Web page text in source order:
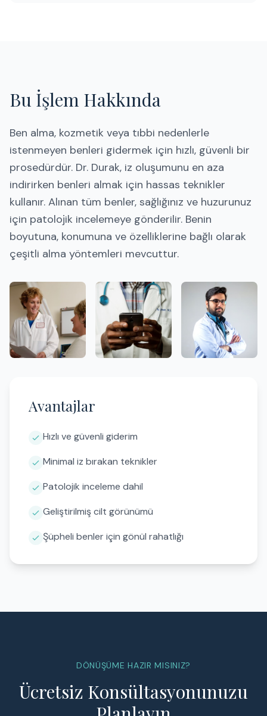
Bu İşlem Hakkında
Ben alma, kozmetik veya tıbbi nedenlerle
istenmeyen benleri gidermek için hızlı, güvenli bir
prosedürdür. Dr. Durak, iz oluşumunu en aza
indirirken benleri almak için hassas teknikler
kullanır. Alınan tüm benler, sağlığınız ve huzurunuz
için patolojik incelemeye gönderilir. Benin
boyutuna, konumuna ve özelliklerine bağlı olarak
çeşitli alma yöntemleri mevcuttur.
Avantajlar
Hızlı ve güvenli giderim
Minimal iz bırakan teknikler
Patolojik inceleme dahil
Geliştirilmiş cilt görünümü
Şüpheli benler için gönül rahatlığı
DÖNÜŞÜME HAZIR MISINIZ?
Ücretsiz Konsültasyonunuzu